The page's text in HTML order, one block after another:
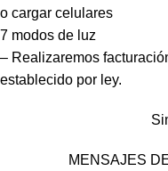
o cargar celulares
7 modos de luz
– Realizaremos
establecido por ley.
MENSAJES